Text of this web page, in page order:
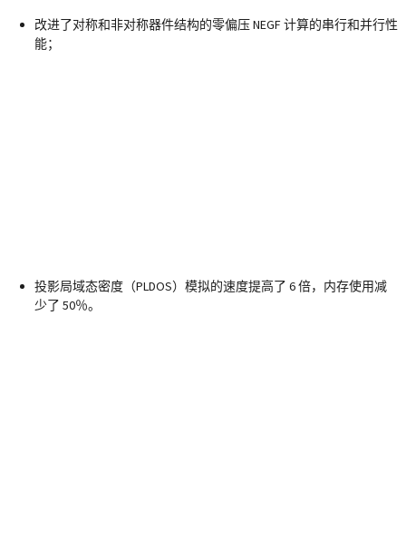
改进了对称和非对称器件结构的零偏压 NEGF 计算的串行和并行性
能；
投影局域态密度（PLDOS）模拟的速度提高了 6 倍，内存使用减
少了 50％。